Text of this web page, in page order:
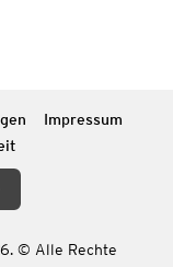
Impressum
© Alle Rechte